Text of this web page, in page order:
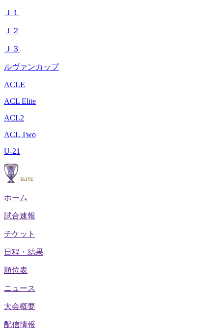
Ｊ１
Ｊ２
Ｊ３
ルヴァンカップ
ACLE
ACL Elite
ACL2
ACL Two
U-21
ホーム
試合速報
チケット
日程・結果
順位表
ニュース
大会概要
配信情報